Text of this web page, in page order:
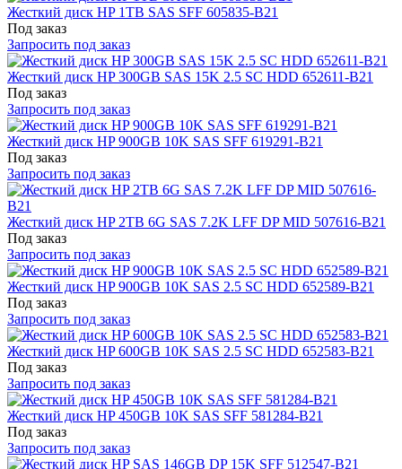
Жесткий диск HP 1TB SAS SFF 605835-B21
Под заказ
Запросить под заказ
Жесткий диск HP 300GB SAS 15K 2.5 SC HDD 652611-B21
Под заказ
Запросить под заказ
Жесткий диск HP 900GB 10K SAS SFF 619291-B21
Под заказ
Запросить под заказ
Жесткий диск HP 2TB 6G SAS 7.2K LFF DP MID 507616-B21
Под заказ
Запросить под заказ
Жесткий диск HP 900GB 10K SAS 2.5 SC HDD 652589-B21
Под заказ
Запросить под заказ
Жесткий диск HP 600GB 10K SAS 2.5 SC HDD 652583-B21
Под заказ
Запросить под заказ
Жесткий диск HP 450GB 10K SAS SFF 581284-B21
Под заказ
Запросить под заказ